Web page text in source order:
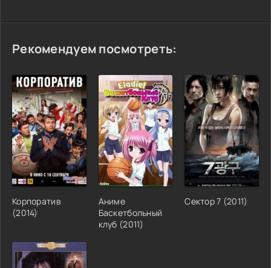
Рекомендуем посмотреть:
Корпоратив
(2014)
Аниме
Баскетбольный
клуб (2011)
Сектор 7 (2011)